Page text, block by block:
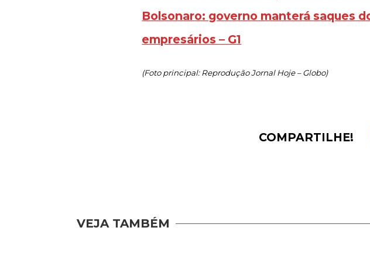
Bolsonaro: governo manterá saques
empresários – G1
(Foto principal: Reprodução Jornal Hoje – Globo)
COMPARTILHE!
VEJA TAMBÉM